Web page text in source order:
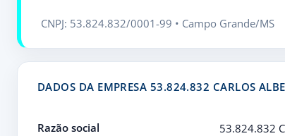
CNPJ: 53.824.832/0001-99 • Campo Grande/MS
DADOS DA EMPRESA 53.824.832 CARLOS
Razão social 53.824.832